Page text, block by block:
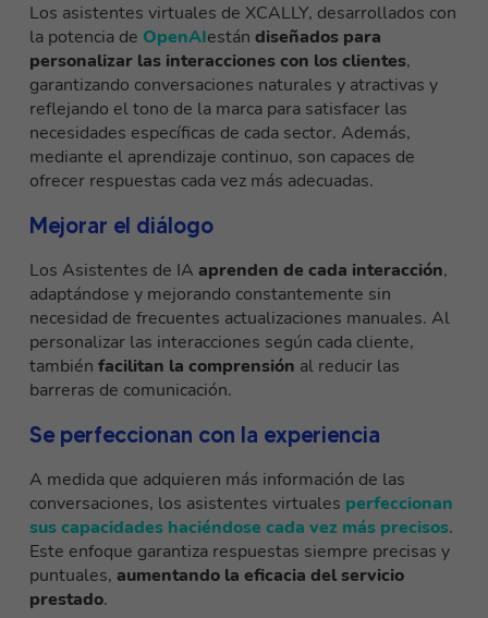
Los asistentes virtuales de XCALLY, desarrollados con
la potencia de OpenAIestán diseñados para
personalizar las interacciones con los clientes,
garantizando conversaciones naturales y atractivas y
reflejando el tono de la marca para satisfacer las
necesidades específicas de cada sector. Además,
mediante el aprendizaje continuo, son capaces de
ofrecer respuestas cada vez más adecuadas.
Mejorar el diálogo
Los Asistentes de IA aprenden de cada interacción,
adaptándose y mejorando constantemente sin
necesidad de frecuentes actualizaciones manuales. Al
personalizar las interacciones según cada cliente,
también facilitan la comprensión al reducir las
barreras de comunicación.
Se perfeccionan con la experiencia
A medida que adquieren más información de las
conversaciones, los asistentes virtuales perfeccionan
sus capacidades haciéndose cada vez más precisos.
Este enfoque garantiza respuestas siempre precisas y
puntuales, aumentando la eficacia del servicio
prestado.